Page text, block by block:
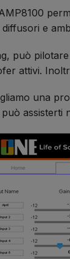
e
può
attivi.
una